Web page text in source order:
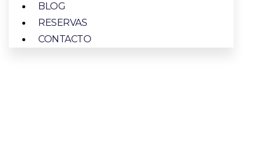
BLOG
RESERVAS
CONTACTO